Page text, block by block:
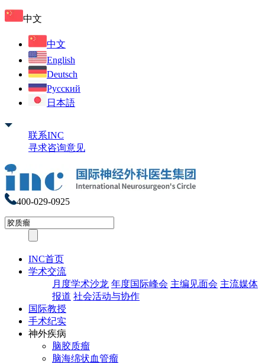
中文
中文
English
Deutsch
Русский
日本語
联系INC
寻求咨询意见
400-029-0925
INC首页
学术交流
月度学术沙龙 年度国际峰会 主编见面会 主流媒体
报道 社会活动与协作
国际教授
手术纪实
神外疾病
脑胶质瘤
脑海绵状血管瘤